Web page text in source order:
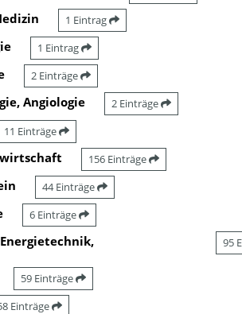
1 Eintrag
1 Eintrag
2 Einträge
Angiologie 2 Einträge
11 Einträge
156 Einträge
44 Einträge
6 Einträge
95
59 Einträge
Einträge